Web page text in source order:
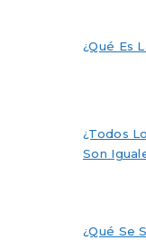
¿Qué Es
¿Todos
Son
¿Qué Se